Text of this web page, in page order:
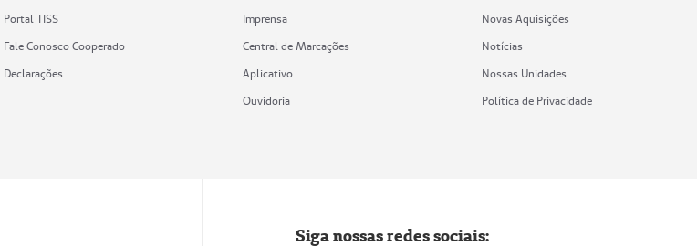
Portal TISS
Fale Conosco Cooperado
Declarações
Imprensa
Central de Marcações
Aplicativo
Ouvidoria
Novas Aquisições
Notícias
Nossas Unidades
Política de Privacidade
Siga nossas redes sociais: